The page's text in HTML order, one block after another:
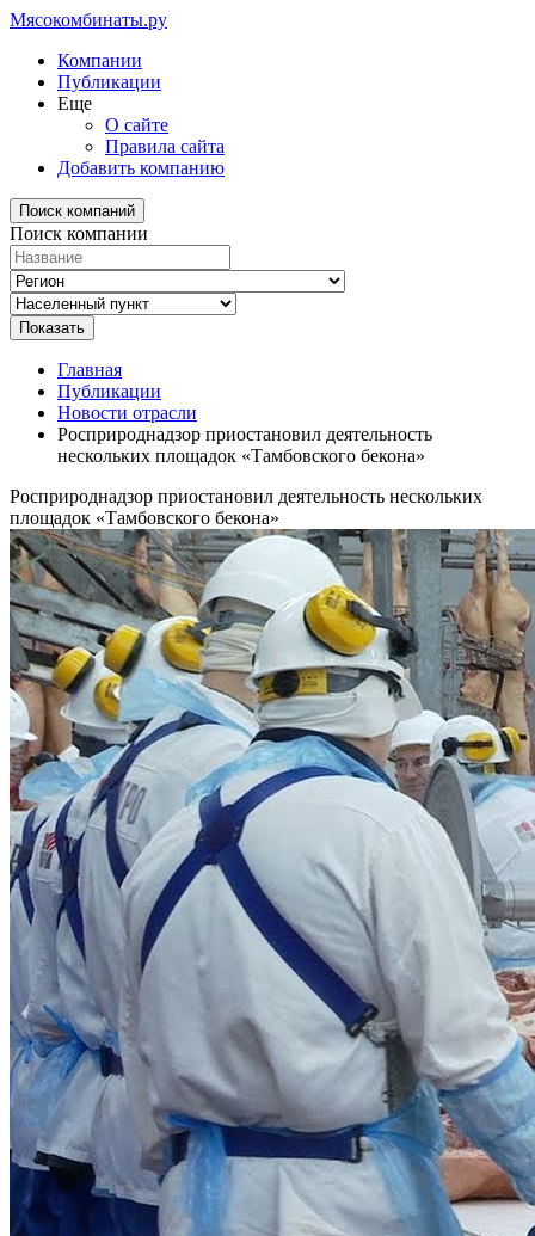
Мясокомбинаты.ру
Компании
Публикации
Еще
О сайте
Правила сайта
Добавить компанию
Поиск компаний
Поиск компании
Главная
Публикации
Новости отрасли
Росприроднадзор приостановил деятельность
нескольких площадок «Тамбовского бекона»
Росприроднадзор приостановил деятельность нескольких
площадок «Тамбовского бекона»